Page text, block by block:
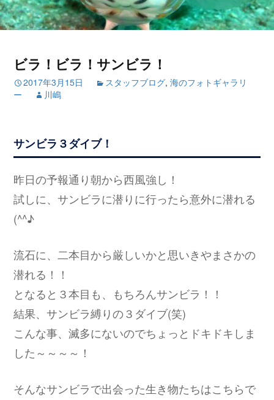
ビラ！ビラ！サンビラ！
2017年3月15日 スタッフブログ,海のフォトギャラリ
ー
川嶋
サンビラ３ダイブ！
昨日の予報通り朝から西風強し！
試しに、サンビラに潜りに行ったら意外に潜れる
(^^♪
流石に、二本目から厳しいかと思いきやまさかの
潜れる！！
となると３本目も、もちろんサンビラ！！
結果、サンビラ縛りの３ダイブ(笑)
こんな事、滅多にないのでちょっとドキドキしま
した～～～～！
そんなサンビラで出会った生き物たちはこちらで